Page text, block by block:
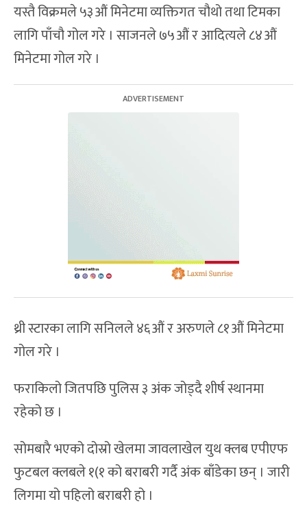
यस्तै विक्रमले ५३औं मिनेटमा व्यक्तिगत चौथो तथा टिमका
लागि पाँचौ गोल गरे । साजनले ७५औं र आदित्यले ८४औं
मिनेटमा गोल गरे ।
थ्री स्टारका लागि सनिलले ४६औं र अरुणले ८१औं मिनेटमा
गोल गरे ।
फराकिलो जितपछि पुलिस ३ अंक जोड्दै शीर्ष स्थानमा
रहेको छ ।
सोमबारै भएको दोस्रो खेलमा जावलाखेल युथ क्लब एपीएफ
फुटबल क्लबले १(१ को बराबरी गर्दै अंक बाँडेका छन् । जारी
लिगमा यो पहिलो बराबरी हो ।